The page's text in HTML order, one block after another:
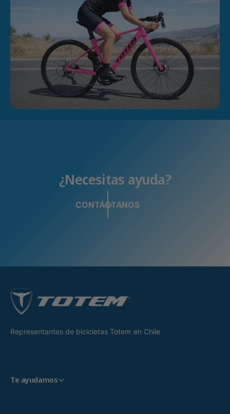
¿Necesitas ayuda?
CONTÁCTANOS
Representantes de bicicletas Totem en Chile
Te ayudamos